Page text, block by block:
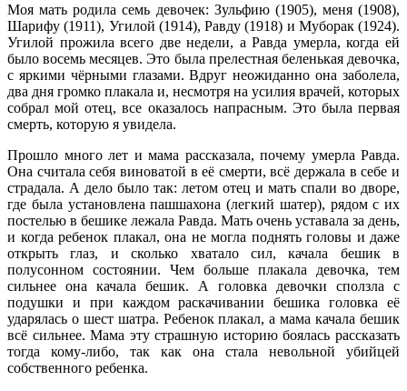
Моя мать родила семь девочек: Зульфию (1905), меня (1908),
Шарифу (1911), Угилой (1914), Равду (1918) и Муборак (1924).
Угилой прожила всего две недели, а Равда умерла, когда ей
было восемь месяцев. Это была прелестная беленькая девочка,
с яркими чёрными глазами. Вдруг неожиданно она заболела,
два дня громко плакала и, несмотря на усилия врачей, которых
собрал мой отец, все оказалось напрасным. Это была первая
смерть, которую я увидела.
Прошло много лет и мама рассказала, почему умерла Равда.
Она считала себя виноватой в её смерти, всё держала в себе и
страдала. А дело было так: летом отец и мать спали во дворе,
где была установлена пашшахона (легкий шатер), рядом с их
постелью в бешике лежала Равда. Мать очень уставала за день,
и когда ребенок плакал, она не могла поднять головы и даже
открыть глаз, и сколько хватало сил, качала бешик в
полусонном состоянии. Чем больше плакала девочка, тем
сильнее она качала бешик. А головка девочки сползла с
подушки и при каждом раскачивании бешика головка её
ударялась о шест шатра. Ребенок плакал, а мама качала бешик
всё сильнее. Мама эту страшную историю боялась рассказать
тогда кому-либо, так как она стала невольной убийцей
собственного ребенка.